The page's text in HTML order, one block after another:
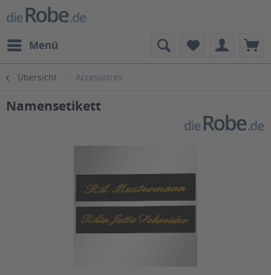
Menü
Übersicht Accessoires
Namensetikett